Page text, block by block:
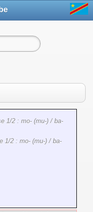
1/2 : mo- (mu-) / ba-
1/2 : mo- (mu-) / ba-